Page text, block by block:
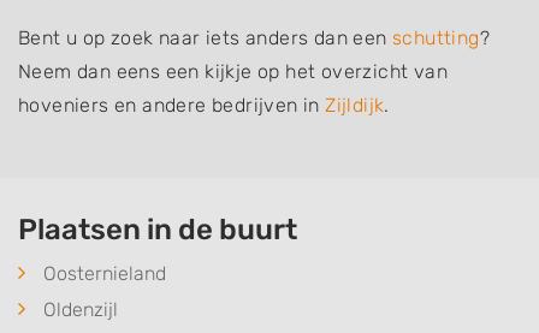
Bent u op zoek naar iets anders dan een schutting?
Neem dan eens een kijkje op het overzicht van
hoveniers en andere bedrijven inZijldijk.
Plaatsen in de buurt
Oosternieland
Oldenzijl